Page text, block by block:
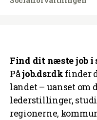
Find dit næste job i
Påjob.dsr.dk finder
landet – uanset om
lederstillinger,
regionerne,